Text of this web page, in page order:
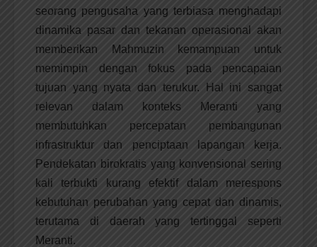
seorang pengusaha yang terbiasa menghadapi
dinamika pasar dan tekanan operasional akan
memberikan Mahmuzin kemampuan untuk
memimpin dengan fokus pada pencapaian
tujuan yang nyata dan terukur. Hal ini sangat
relevan dalam konteks Meranti yang
membutuhkan percepatan pembangunan
infrastruktur dan penciptaan lapangan kerja.
Pendekatan birokratis yang konvensional sering
kali terbukti kurang efektif dalam merespons
kebutuhan perubahan yang cepat dan dinamis,
terutama di daerah yang tertinggal seperti
Meranti.